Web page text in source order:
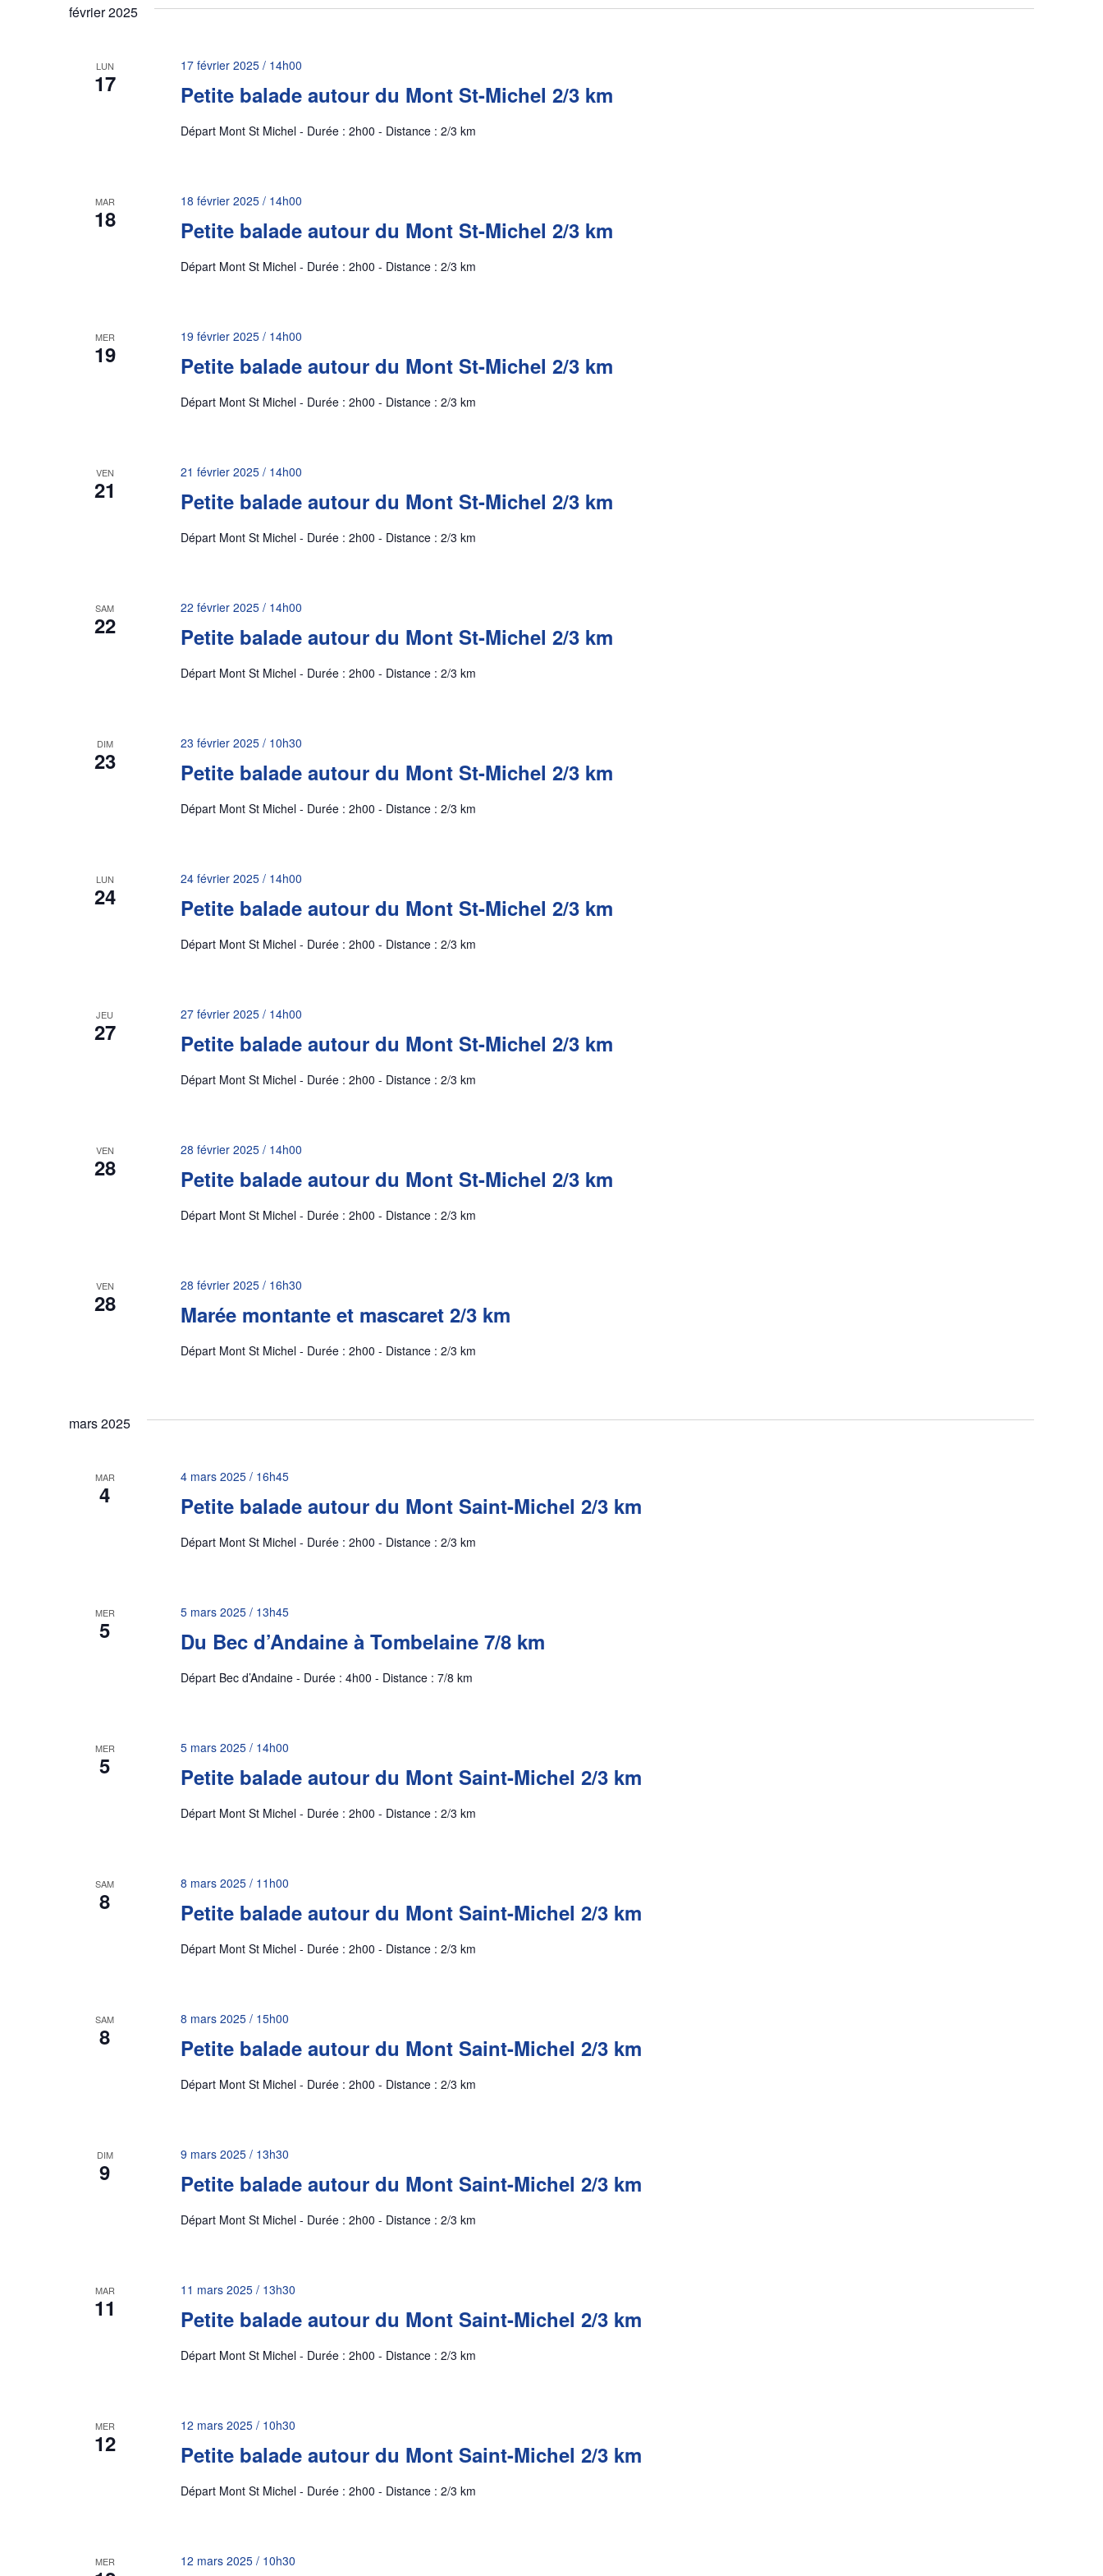
de
vues
février 2025
LUN
17 Petite balade autour du Mont St-Michel 2/3 km
17 février 2025 / 14h00
Départ Mont St Michel - Durée : 2h00 - Distance : 2/3 km
MAR
18 Petite balade autour du Mont St-Michel 2/3 km
18 février 2025 / 14h00
Départ Mont St Michel - Durée : 2h00 - Distance : 2/3 km
MER
19 Petite balade autour du Mont St-Michel 2/3 km
19 février 2025 / 14h00
Départ Mont St Michel - Durée : 2h00 - Distance : 2/3 km
VEN
21 Petite balade autour du Mont St-Michel 2/3 km
21 février 2025 / 14h00
Départ Mont St Michel - Durée : 2h00 - Distance : 2/3 km
SAM
22 Petite balade autour du Mont St-Michel 2/3 km
22 février 2025 / 14h00
Départ Mont St Michel - Durée : 2h00 - Distance : 2/3 km
DIM
23 Petite balade autour du Mont St-Michel 2/3 km
23 février 2025 / 10h30
Départ Mont St Michel - Durée : 2h00 - Distance : 2/3 km
LUN
24 Petite balade autour du Mont St-Michel 2/3 km
24 février 2025 / 14h00
Départ Mont St Michel - Durée : 2h00 - Distance : 2/3 km
JEU
27 Petite balade autour du Mont St-Michel 2/3 km
27 février 2025 / 14h00
Départ Mont St Michel - Durée : 2h00 - Distance : 2/3 km
VEN
28 Petite balade autour du Mont St-Michel 2/3 km
28 février 2025 / 14h00
Départ Mont St Michel - Durée : 2h00 - Distance : 2/3 km
VEN
28 Marée montante et mascaret 2/3 km
28 février 2025 / 16h30
Départ Mont St Michel - Durée : 2h00 - Distance : 2/3 km
mars 2025
MAR
4 Petite balade autour du Mont Saint-Michel 2/3 km
4 mars 2025 / 16h45
Départ Mont St Michel - Durée : 2h00 - Distance : 2/3 km
MER
5 Du Bec d’Andaine à Tombelaine 7/8 km
5 mars 2025 / 13h45
Départ Bec d’Andaine - Durée : 4h00 - Distance : 7/8 km
MER
5 Petite balade autour du Mont Saint-Michel 2/3 km
5 mars 2025 / 14h00
Départ Mont St Michel - Durée : 2h00 - Distance : 2/3 km
SAM
8 Petite balade autour du Mont Saint-Michel 2/3 km
8 mars 2025 / 11h00
Départ Mont St Michel - Durée : 2h00 - Distance : 2/3 km
SAM
8 Petite balade autour du Mont Saint-Michel 2/3 km
8 mars 2025 / 15h00
Départ Mont St Michel - Durée : 2h00 - Distance : 2/3 km
DIM
9 Petite balade autour du Mont Saint-Michel 2/3 km
9 mars 2025 / 13h30
Départ Mont St Michel - Durée : 2h00 - Distance : 2/3 km
MAR
11 Petite balade autour du Mont Saint-Michel 2/3 km
11 mars 2025 / 13h30
Départ Mont St Michel - Durée : 2h00 - Distance : 2/3 km
MER
12 Petite balade autour du Mont Saint-Michel 2/3 km
12 mars 2025 / 10h30
Départ Mont St Michel - Durée : 2h00 - Distance : 2/3 km
MER 12 mars 2025 / 10h30